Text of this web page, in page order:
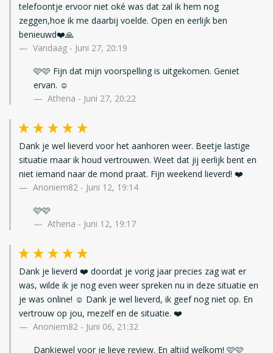
telefoontje ervoor niet oké was dat zal ik hem nog
zeggen,hoe ik me daarbij voelde. Open en eerlijk ben
benieuwd❤️🙏
Vandaag - Juni 27, 20:19
🩷🩷 Fijn dat mijn voorspelling is uitgekomen. Geniet
ervan. ☺️
Athena - Juni 27, 20:22
Dank je wel lieverd voor het aanhoren weer. Beetje lastige
situatie maar ik houd vertrouwen. Weet dat jij eerlijk bent en
niet iemand naar de mond praat. Fijn weekend lieverd! ❤️
Anoniem82 - Juni 12, 19:14
🩷🩷
Athena - Juni 12, 19:17
Dank je lieverd ❤️ doordat je vorig jaar precies zag wat er
was, wilde ik je nog even weer spreken nu in deze situatie en
je was online! ☺️ Dank je wel lieverd, ik geef nog niet op. En
vertrouw op jou, mezelf en de situatie. ❤️
Anoniem82 - Juni 06, 21:32
Dankjewel voor je lieve review. En altijd welkom! 🩷🩷